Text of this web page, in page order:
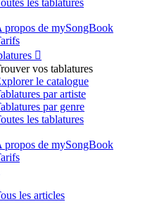
les tablatures
propos de mySongBook

vos tablatures
le catalogue
par artiste
par genre
les tablatures
propos de mySongBook
les articles